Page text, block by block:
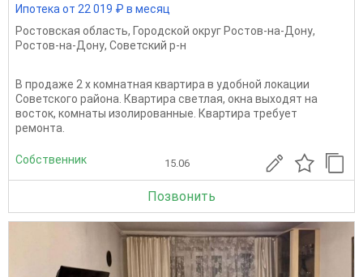
Ипотека от 22 019 ₽ в месяц
Ростовская область, Городской округ Ростов-на-Дону,
Ростов-на-Дону, Советский р-н
В продаже 2 х комнатная квартира в удобной локации
Советского района. Квартира светлая, окна выходят на
восток, комнаты изолированные. Квартира требует
ремонта.
Собственник 15.06
Позвонить